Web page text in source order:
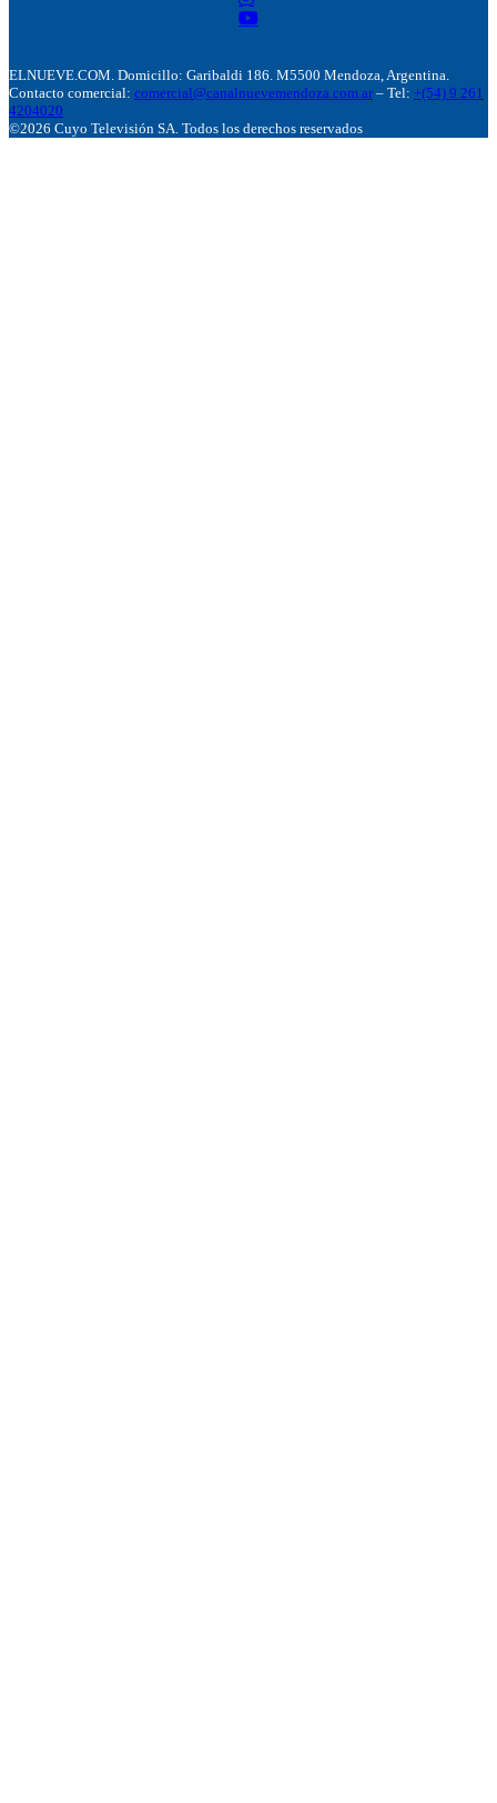
ELNUEVE.COM. Domicillo: Garibaldi 186. M5500 Mendoza, Argentina.
Contacto comercial: comercial@canalnuevemendoza.com.ar – Tel: +(54) 9 261
4204020
©2026 Cuyo Televisión SA. Todos los derechos reservados